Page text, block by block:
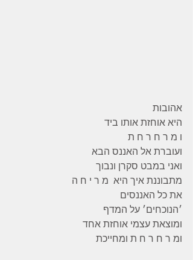
אהובות
היא אוחזת אותו ביד
ו מ ר ח ר ח ת
ועוברת אל האננס הבא
ואני במבט סקרן ונבוך
מתבוננת איך היא  מ ר י ח ה
את כל האננסים
׳הנוכחים׳ על המדף
ומוצאת עצמי אוחזת אחד
ומ ר ח ר ח ת ומחייכת